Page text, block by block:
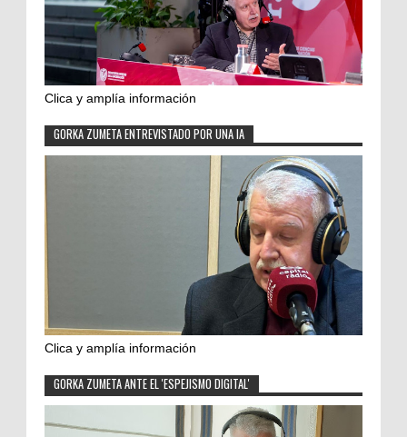
Clica y amplía información
GORKA ZUMETA ENTREVISTADO POR UNA IA
Clica y amplía información
GORKA ZUMETA ANTE EL 'ESPEJISMO DIGITAL'